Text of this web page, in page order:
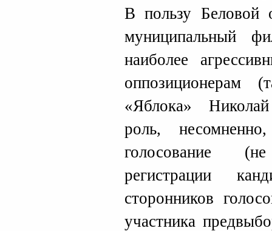
В пользу Беловой
муниципальный
наиболее
оппозиционерам
«Яблока»
роль,
голосование
регистрации
сторонников
участника